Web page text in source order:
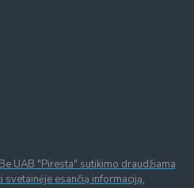
UAB "Piresta" sutikimo draudžiama
esančią informaciją.